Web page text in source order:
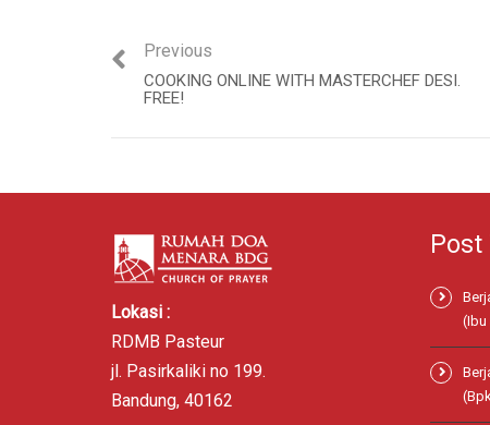
Previous
COOKING ONLINE WITH MASTERCHEF DESI.
FREE!
Lokasi :
RDMB Pasteur
jl. Pasirkaliki no 199.
Bandung, 40162
Post
(Ibu